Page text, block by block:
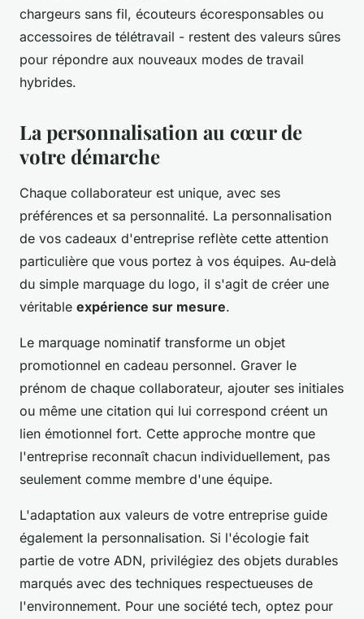
chargeurs sans fil, écouteurs écoresponsables ou
accessoires de télétravail - restent des valeurs sûres
pour répondre aux nouveaux modes de travail
hybrides.
La personnalisation au cœur de
votre démarche
Chaque collaborateur est unique, avec ses
préférences et sa personnalité. La personnalisation
de vos cadeaux d'entreprise reflète cette attention
particulière que vous portez à vos équipes. Au-delà
du simple marquage du logo, il s'agit de créer une
véritable expérience sur mesure.
Le marquage nominatif transforme un objet
promotionnel en cadeau personnel. Graver le
prénom de chaque collaborateur, ajouter ses initiales
ou même une citation qui lui correspond créent un
lien émotionnel fort. Cette approche montre que
l'entreprise reconnaît chacun individuellement, pas
seulement comme membre d'une équipe.
L'adaptation aux valeurs de votre entreprise guide
également la personnalisation. Si l'écologie fait
partie de votre ADN, privilégiez des objets durables
marqués avec des techniques respectueuses de
l'environnement. Pour une société tech, optez pour